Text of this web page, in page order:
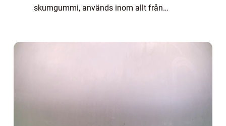
skumgummi, används inom allt från